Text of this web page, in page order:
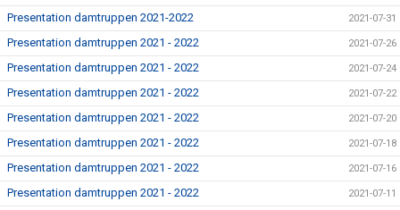
Presentation damtruppen 2021-2022 2021-07-31
Presentation damtruppen 2021 - 2022 2021-07-26
Presentation damtruppen 2021 - 2022 2021-07-24
Presentation damtruppen 2021 - 2022 2021-07-22
Presentation damtruppen 2021 - 2022 2021-07-20
Presentation damtruppen 2021 - 2022 2021-07-18
Presentation damtruppen 2021 - 2022 2021-07-16
Presentation damtruppen 2021 - 2022 2021-07-11